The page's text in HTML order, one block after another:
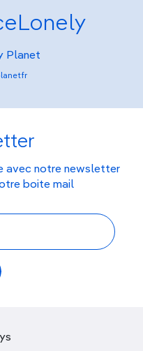
Planet
avec notre newsletter
boite mail